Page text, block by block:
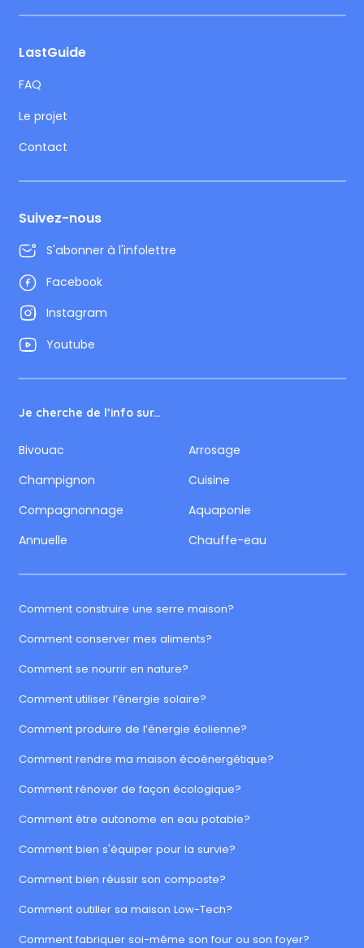
Comment construire une serre maison?
Comment conserver mes aliments?
Comment se nourrir en nature?
Comment utiliser l’énergie solaire?
Comment produire de l’énergie éolienne?
Comment rendre ma maison écoénergétique?
Comment rénover de façon écologique?
Comment être autonome en eau potable?
Comment bien s'équiper pour la survie?
Comment bien réussir son composte?
Comment outiller sa maison Low-Tech?
Comment fabriquer soi-même son four ou son foyer?
LastGuide
FAQ
Le projet
Contact
Suivez-nous
S'abonner à l'infolettre
Facebook
Instagram
Youtube
Je cherche de l’info sur...
Bivouac
Arrosage
Champignon
Cuisine
Compagnonnage
Aquaponie
Annuelle
Chauffe-eau